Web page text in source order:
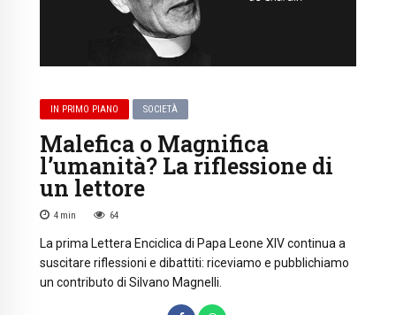
IN PRIMO PIANO SOCIETÀ
Malefica o Magnifica
l’umanità? La riflessione di
un lettore
4 min 64
La prima Lettera Enciclica di Papa Leone XIV continua a
suscitare riflessioni e dibattiti: riceviamo e pubblichiamo
un contributo di Silvano Magnelli.